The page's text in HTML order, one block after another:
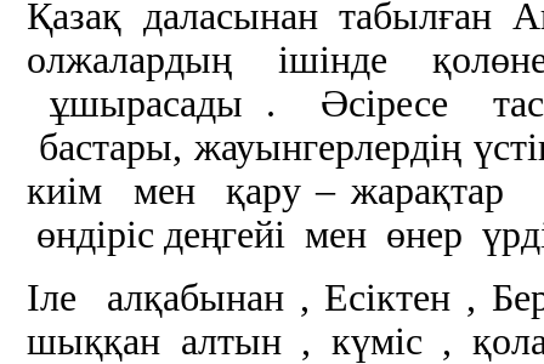
Қазақ даласынан табылған
олжалардың ішінде
ұшырасады . Әсіресе
бастары, жауынгерлердің
киім мен қару – жарақтар
өндіріс деңгейі мен өнер
Іле алқабынан , Есіктен ,
шыққан алтын , күміс ,